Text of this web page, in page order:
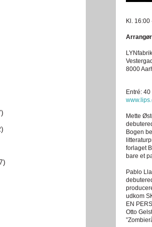
Kl. 16:00
8000
Entré:
Mette
Bogen
forlaget
bare et
Pablo
udkom
EN
Otto